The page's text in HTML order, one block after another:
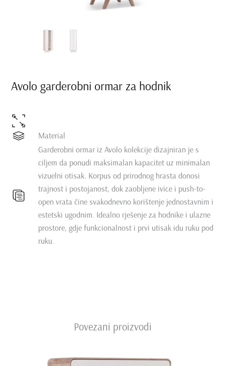
Avolo garderobni ormar za hodnik
Material
Garderobni ormar iz Avolo kolekcije dizajniran je s
ciljem da ponudi maksimalan kapacitet uz minimalan
vizuelni otisak. Korpus od prirodnog hrasta donosi
trajnost i postojanost, dok zaobljene ivice i push-to-
open vrata čine svakodnevno korištenje jednostavnim i
estetski ugodnim. Idealno rješenje za hodnike i ulazne
prostore, gdje funkcionalnost i prvi utisak idu ruku pod
ruku.
Povezani proizvodi